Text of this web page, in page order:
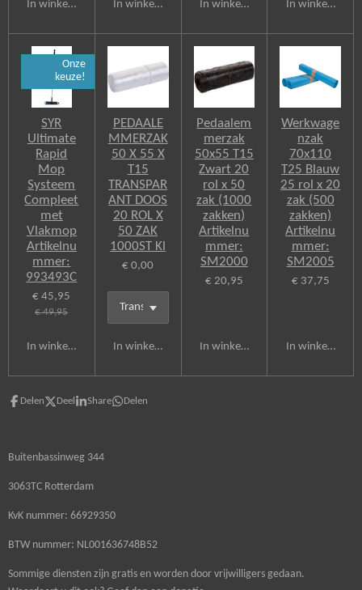
In winkelwagen In winkelwagen In winkelwagen In winkelwagen
Onze
keuze!
SYR
Ultimate
Rapid
Mop
Systeem
Compleet
met
Vlakmop
Artikelnu
mmer:
993493C
€ 45,95
€ 49,95
In winkelwagen
PEDAALE
MMERZAK
50 X 55 X
T15
TRANSPAR
ANT DOOS
20 ROL X
50 ZAK
1000ST Kl
€ 0,00
In winkelwagen
Pedaalem
merzak
50x55 T15
Zwart 20
rol x 50
zak (1000
zakken)
Artikelnu
mmer:
SM2000
€ 20,95
In winkelwagen
Werkwage
nzak
70x110
T25 Blauw
25 rol x 20
zak (500
zakken)
Artikelnu
mmer:
SM2005
€ 37,75
In winkelwagen
Delen Deel Share Delen
Buitenbassinweg 344
3063TC Rotterdam
KvK nummer: 66929350
BTW nummer: NL001636748B52
Sommige diensten zijn gratis en worden door vrijwilligers gedaan.